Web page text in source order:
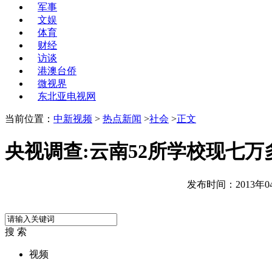
军事
文娱
体育
财经
访谈
港澳台侨
微视界
东北亚电视网
当前位置： 中新视频 > 热点新闻 >社会 >正文
央视调查:云南52所学校现七万
发布时间：2013年
搜 索
视频